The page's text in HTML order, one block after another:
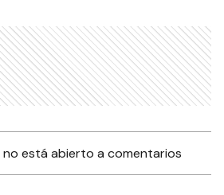
está abierto a comentarios